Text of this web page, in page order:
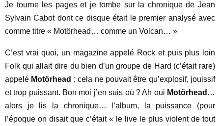
Je tourne les pages et je tombe sur la chronique de Jean
Sylvain Cabot dont ce disque était le premier analysé avec
comme titre « Motörhead… comme un Volcan… »
C’est vrai quoi, un magazine appelé Rock et puis plus loin
Folk qui allait dire du bien d’un groupe de Hard (c’était rare)
appelé Motörhead ; cela ne pouvait être qu’explosif, jouissif
et trop puissant. Bon moi j’en suis où ? Ah oui Motörhead …
alors je lis la chronique… l’album, la puissance (pour
l’époque on disait que c’était « le live le plus violent de tout